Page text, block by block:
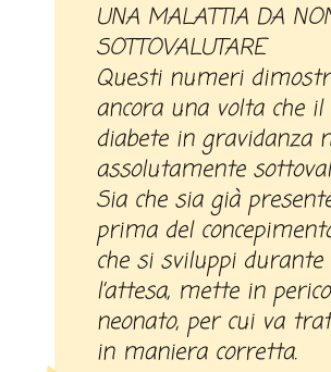
UNA MALATTIA DA NON
SOTTOVALUTARE
Questi numeri
ancora una volta che il
diabete in gravidanza
assolutamente
Sia che sia già
prima del
che si sviluppi durante
l’attesa, mette in
neonato, per cui va
in maniera corretta.